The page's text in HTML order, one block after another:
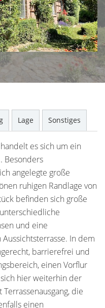
Lage Sonstiges
es sich um ein
Besonders
angelegte große
ruhigen Randlage von
befinden sich große
und eine
In dem
barrierefrei und
einen Vorflur
hier weiterhin der
die
einen